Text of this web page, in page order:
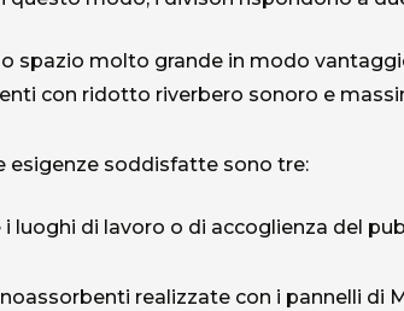
spazio molto grande in modo
con ridotto riverbero sonoro e
esigenze soddisfatte sono tre:
i luoghi di lavoro o di accoglienza del
realizzate con i pannelli di